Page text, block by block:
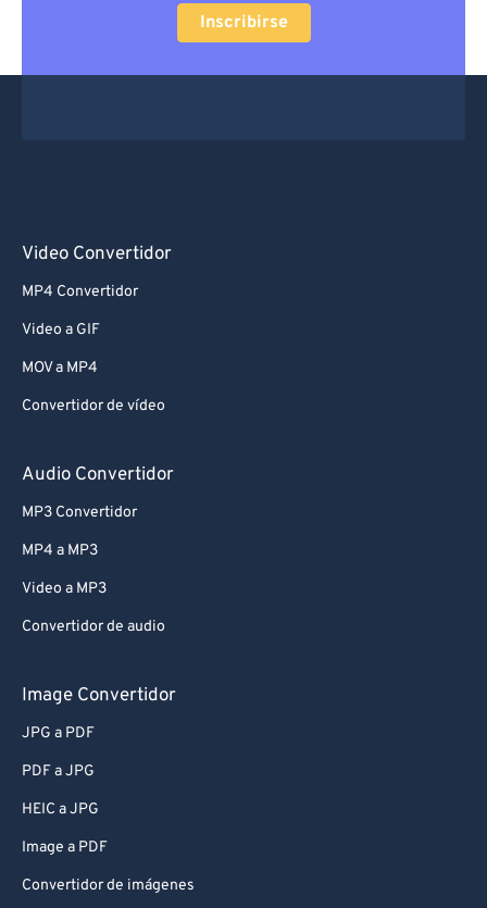
Inscribirse
Video Convertidor
MP4 Convertidor
Video a GIF
MOV a MP4
Convertidor de vídeo
Audio Convertidor
MP3 Convertidor
MP4 a MP3
Video a MP3
Convertidor de audio
Image Convertidor
JPG a PDF
PDF a JPG
HEIC a JPG
Image a PDF
Convertidor de imágenes